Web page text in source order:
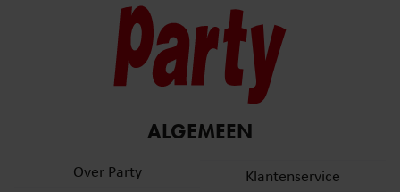
ALGEMEEN
Over Party
Klantenservice